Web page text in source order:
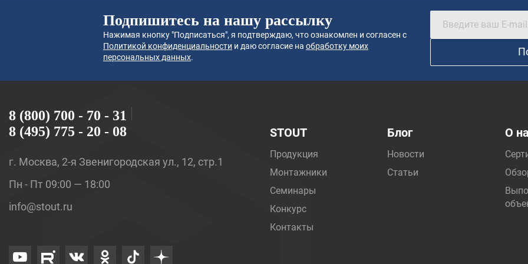
Подпишитесь на нашу рассылку
Нажимая кнопку "Подписаться", я подтверждаю, что ознакомлен и согласен с
Политикой конфиденциальности и даю согласие на обработку моих
персональных данных.
8 (800) 700 - 70 - 31
8 (495) 775 - 20 - 08
г. Москва, 2-я Звенигородская ул., 12, стр.1
Пн - Пт 09:00 — 18:00
info@stout.ru
STOUT
Продукция
Монтажники
Семинары
Конкурс
Контакты
Блог
Новости
Статьи
О